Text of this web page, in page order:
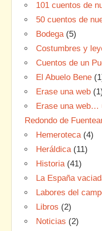
101 cuentos de
50 cuentos de
Bodega(5)
Costumbres y
Cuentos de un
El Abuelo Bene
Erase una web
Erase una web…
Redondo de
Hemeroteca(4)
Heráldica(11)
Historia(41)
La España
Labores del
Libros (2)
Noticias (2)